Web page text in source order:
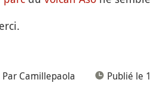
Par Camillepaola Publié le